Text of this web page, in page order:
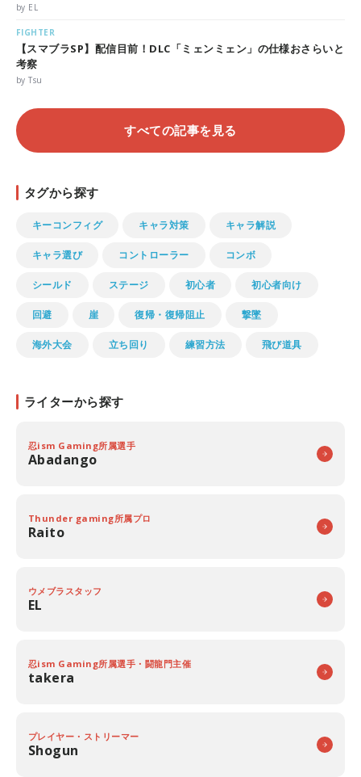
by EL
FIGHTER
【スマブラSP】配信目前！DLC「ミェンミェン」の仕様おさらいと
考察
by Tsu
すべての記事を見る
タグから探す
キーコンフィグ キャラ対策 キャラ解説
キャラ選び コントローラー コンボ
シールド ステージ 初心者 初心者向け
回避 崖 復帰・復帰阻止 撃墜
海外大会 立ち回り 練習方法 飛び道具
ライターから探す
忍ism Gaming所属選手
Abadango
Thunder gaming所属プロ
Raito
ウメブラスタッフ
EL
忍ism Gaming所属選手・闘龍門主催
takera
プレイヤー・ストリーマー
Shogun